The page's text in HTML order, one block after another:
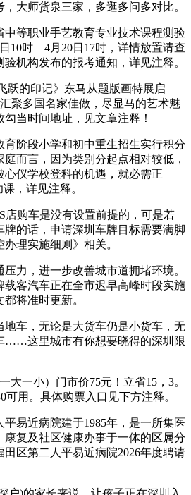
大师货泉三家，多逛多问多对比。
等职业手艺教育专业技术课程测验
10时—4月20日17时，详情放置请查
机构发布的报考通知，详见注释。
的印记》东马从题版画特展启
聚多国名家佳做，尽显马的艺术魅
当时间地址，见文章注释！
阶段小学和初中重生招生实行积分
而言，因为类别分起点相对较低，
仪学校登科的机遇，就必需正
，详见注释。
购车是没有设置前提的，可是若
牌的话，申请深圳车牌目标需要满脚
办理实施细则》相关。
，进一步改善城市道拥堵环境。
载客汽车正在全市迟早高峰时段实施
将准时更新。
车，无论是大货车仍是小货车，无
……这里城市有你想要晓得的深圳限
一小）门市价75元！立省15，3。
可用。具体购票入口见下方注释。
易近病院建于1985年，是一所集医
复及社区健康办事于一体的区属分
区第二人平易近病院2026年度聘请